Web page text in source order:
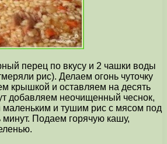
перец по вкусу и 2 чашки воды
рис). Делаем огонь чуточку
крышкой и оставляем на десять
добавляем неочищенный чеснок,
и тушим рис с мясом под
Подаем горячую кашу,